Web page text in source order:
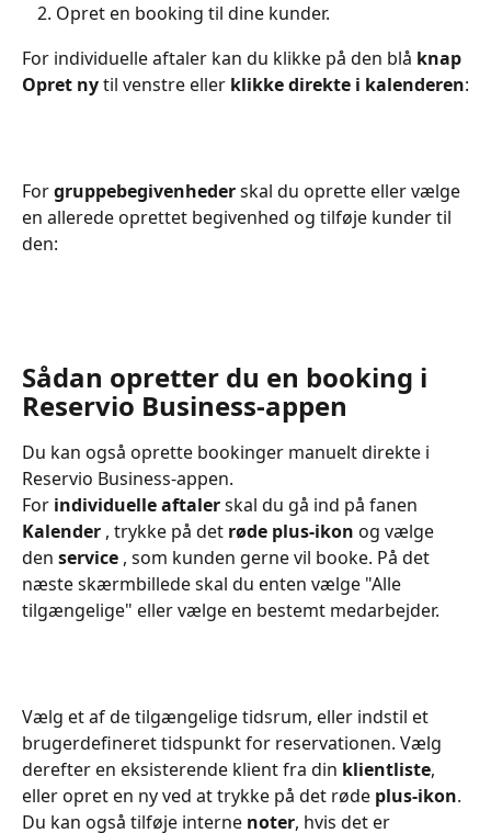
Opret en booking til dine kunder.
For individuelle aftaler kan du klikke på den blå knap
Opret ny til venstre eller klikke direkte i kalenderen:
For gruppebegivenheder skal du oprette eller vælge
en allerede oprettet begivenhed og tilføje kunder til
den:
Sådan opretter du en booking i
Reservio Business-appen
Du kan også oprette bookinger manuelt direkte i
Reservio Business-appen.
For individuelle aftaler skal du gå ind på fanen
Kalender , trykke på det røde plus-ikon og vælge
den service , som kunden gerne vil booke. På det
næste skærmbillede skal du enten vælge "Alle
tilgængelige" eller vælge en bestemt medarbejder.
Vælg et af de tilgængelige tidsrum, eller indstil et
brugerdefineret tidspunkt for reservationen. Vælg
derefter en eksisterende klient fra din klientliste,
eller opret en ny ved at trykke på det røde plus-ikon.
Du kan også tilføje interne noter, hvis det er